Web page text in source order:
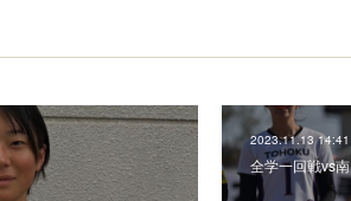
2023.11.13 14:41
全学一回戦vs